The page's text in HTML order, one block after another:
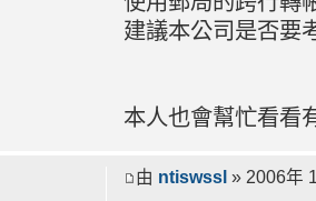
建議本公司是否要
本人也會幫忙看看
由 ntiswssl » 2006年